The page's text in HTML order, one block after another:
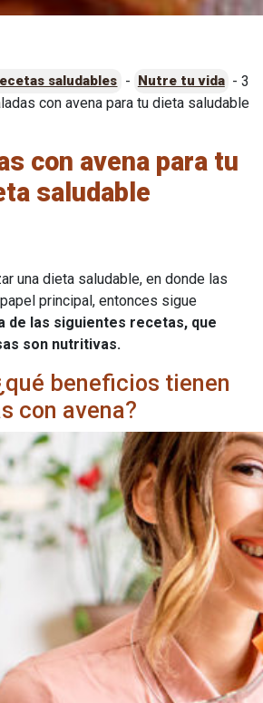
saludables - Nutre tu vida - 3
con avena para tu dieta saludable
con avena para tu
saludable
una dieta saludable, en donde las
principal, entonces sigue
de las siguientes recetas, que
son nutritivas.
beneficios tienen
con avena?